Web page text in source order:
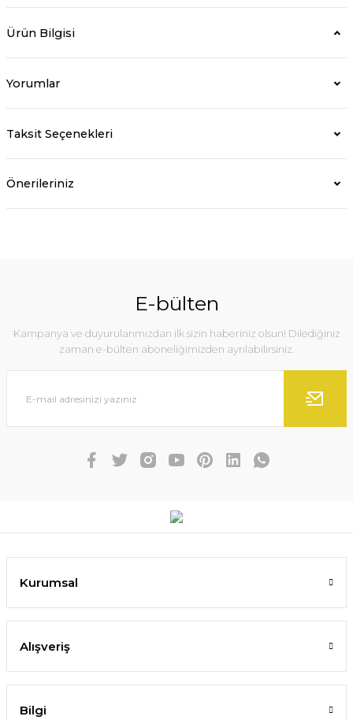
Ürün Bilgisi
Yorumlar
Taksit Seçenekleri
Önerileriniz
E-bülten
Kampanya ve duyurularımızdan ilk sizin haberiniz olsun! Dilediğiniz
zaman e-bülten aboneliğimizden ayrılabilirsiniz.
Kurumsal
Alışveriş
Bilgi